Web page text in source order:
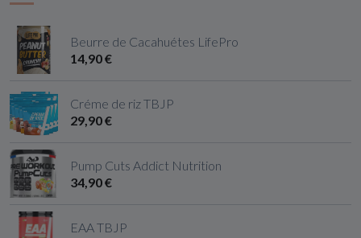
Beurre de Cacahuétes LifePro
14,90 €
Créme de riz TBJP
29,90 €
Pump Cuts Addict Nutrition
34,90 €
EAA TBJP